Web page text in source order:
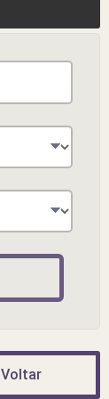
Voltar